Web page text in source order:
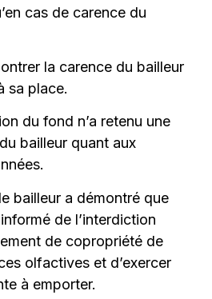
cas de carence du
la carence du bailleur
sa place.
du fond n’a retenu une
bailleur quant aux
bailleur a démontré que
de l’interdiction
de copropriété de
olfactives et d’exercer
à emporter.